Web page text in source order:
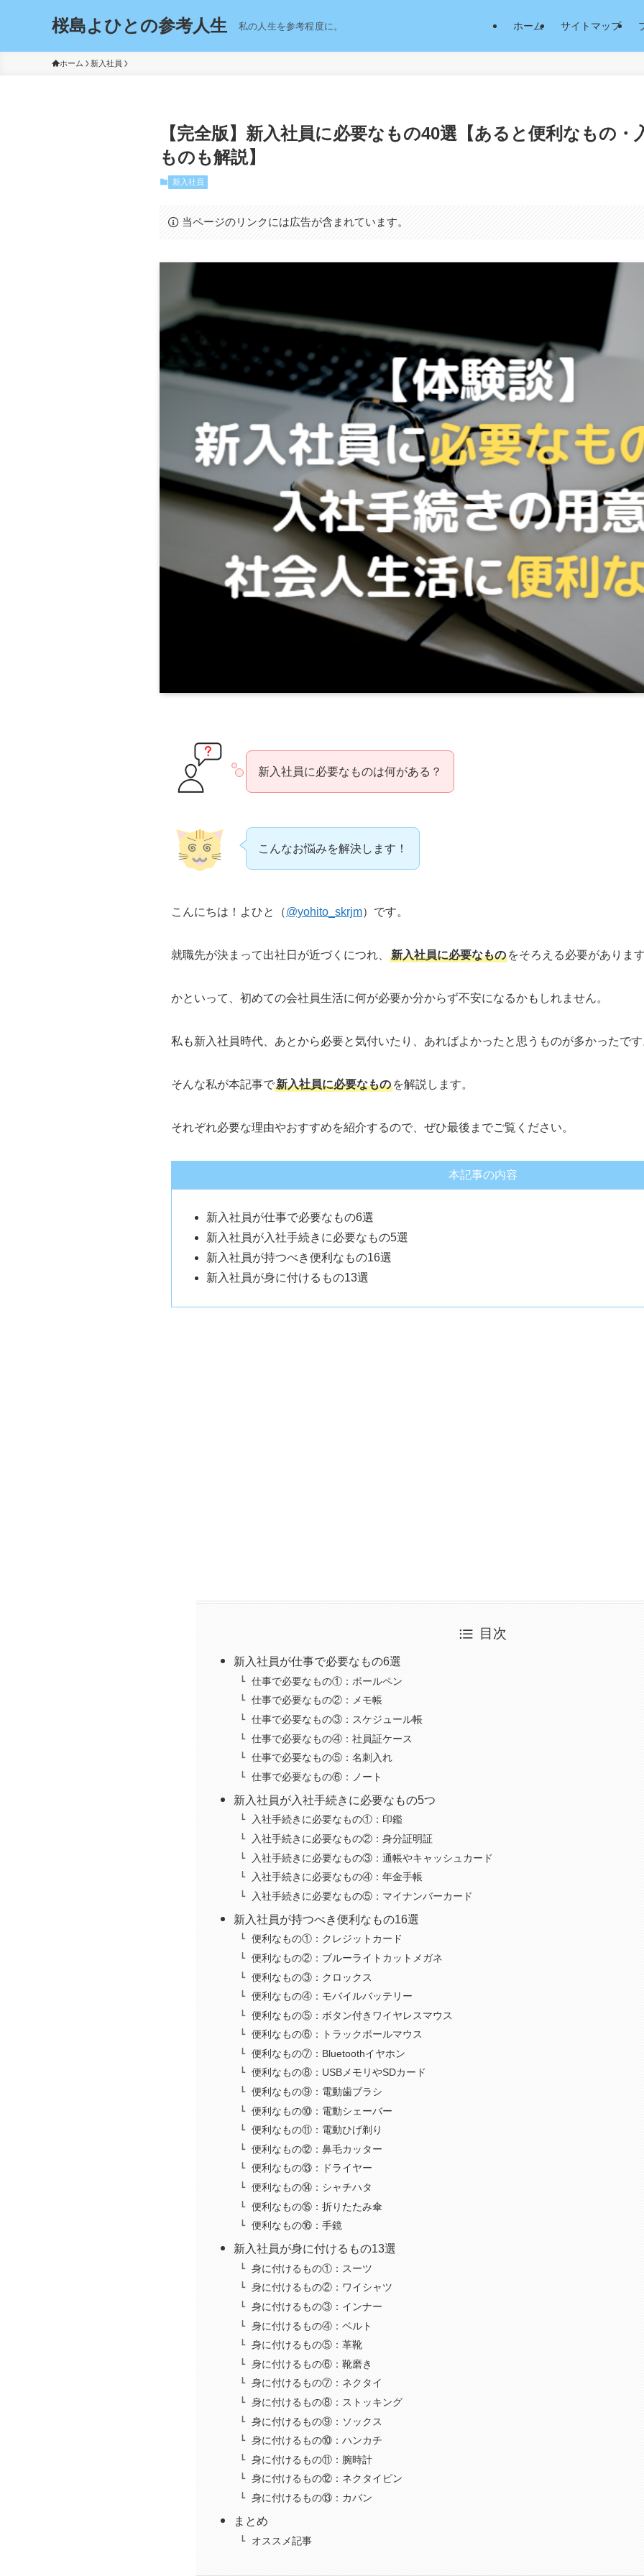
桜島よひとの参考人生 私の人生を参考程度に。 ホーム サイトマップ
ホーム 新入社員
【完全版】新入社員に必要なもの40選【あると便利なもの・
ものも解説】
新入社員
当ページのリンクには広告が含まれています。
新入社員に必要なものは何がある？
こんなお悩みを解決します！
こんにちは！よひと（@yohito_skrjm）です。
就職先が決まって出社日が近づくにつれ、 新入社員に必要なもの をそろえる必要がありま
かといって、初めての会社員生活に何が必要か分からず不安になるかもしれません。
私も新入社員時代、あとから必要と気付いたり、あればよかったと思うものが多かったで
そんな私が本記事で新入社員に必要なもの を解説します。
それぞれ必要な理由やおすすめを紹介するので、ぜひ最後までご覧ください。
本記事の内容
新入社員が仕事で必要なもの6選
新入社員が入社手続きに必要なもの5選
新入社員が持つべき便利なもの16選
新入社員が身に付けるもの13選
目次
新入社員が仕事で必要なもの6選
仕事で必要なもの①：ボールペン
仕事で必要なもの②：メモ帳
仕事で必要なもの③：スケジュール帳
仕事で必要なもの④：社員証ケース
仕事で必要なもの⑤：名刺入れ
仕事で必要なもの⑥：ノート
新入社員が入社手続きに必要なもの5つ
入社手続きに必要なもの①：印鑑
入社手続きに必要なもの②：身分証明証
入社手続きに必要なもの③：通帳やキャッシュカード
入社手続きに必要なもの④：年金手帳
入社手続きに必要なもの⑤：マイナンバーカード
新入社員が持つべき便利なもの16選
便利なもの①：クレジットカード
便利なもの②：ブルーライトカットメガネ
便利なもの③：クロックス
便利なもの④：モバイルバッテリー
便利なもの⑤：ボタン付きワイヤレスマウス
便利なもの⑥：トラックボールマウス
便利なもの⑦：Bluetoothイヤホン
便利なもの⑧：USBメモリやSDカード
便利なもの⑨：電動歯ブラシ
便利なもの⑩：電動シェーバー
便利なもの⑪：電動ひげ剃り
便利なもの⑫：鼻毛カッター
便利なもの⑬：ドライヤー
便利なもの⑭：シャチハタ
便利なもの⑮：折りたたみ傘
便利なもの⑯：手鏡
新入社員が身に付けるもの13選
身に付けるもの①：スーツ
身に付けるもの②：ワイシャツ
身に付けるもの③：インナー
身に付けるもの④：ベルト
身に付けるもの⑤：革靴
身に付けるもの⑥：靴磨き
身に付けるもの⑦：ネクタイ
身に付けるもの⑧：ストッキング
身に付けるもの⑨：ソックス
身に付けるもの⑩：ハンカチ
身に付けるもの⑪：腕時計
身に付けるもの⑫：ネクタイピン
身に付けるもの⑬：カバン
まとめ
オススメ記事